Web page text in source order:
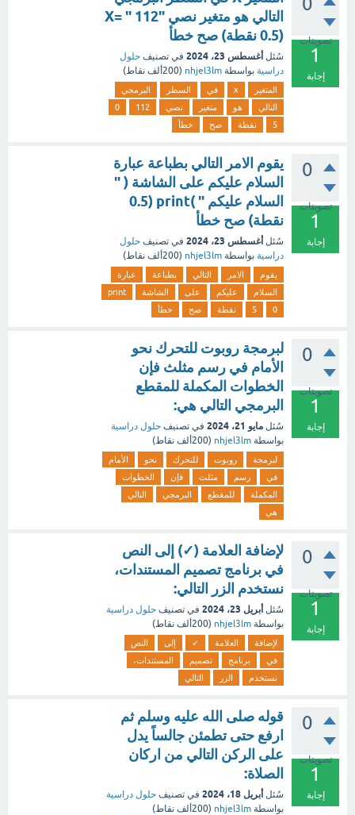
تصويتات
1
إجابة
التالي هو متغير نصي "X= " 112
(0.5 نقطة) صح خطأ
سُئل أغسطس 23، 2024 في تصنيف حلول
دراسية بواسطة nhjel3lm
(200ألف نقاط)
المتغير x في السطر
البرمجي
التالي
هو متغير نصي 112
0
5
نقطة صح خطأ
0
تصويتات
1
إجابة
يقوم الامر التالي بطباعة عبارة
السلام عليكم على الشاشة ( "
السلام عليكم " )print (0.5
نقطة) صح خطأ
سُئل أغسطس 23، 2024 في تصنيف حلول
دراسية بواسطة nhjel3lm
(200ألف نقاط)
يقوم الامر التالي بطباعة
عبارة
السلام
عليكم على الشاشة
print
0
5 نقطة صح خطأ
0
تصويتات
1
إجابة
لبرمجة روبوت للتحرك نحو
الأمام في رسم مثلث فإن
الخطوات المكملة للمقطع
البرمجي التالي هي:
سُئل مايو 21، 2024 في تصنيف حلول دراسية
بواسطة nhjel3lm
(200ألف نقاط)
لبرمجة روبوت للتحرك نحو
الأمام
في
رسم مثلث فإن
الخطوات
المكملة
للمقطع البرمجي
التالي
هي
0
تصويتات
1
إجابة
لإضافة العلامة (✓) إلى النص
في برنامج تصميم المستندات،
نستخدم الزر التالي:
سُئل أبريل 23، 2024 في تصنيف حلول دراسية
بواسطة nhjel3lm
(200ألف نقاط)
لإضافة العلامة ✓ إلى
النص
في
برنامج تصميم
المستندات،
نستخدم
الزر التالي
0
تصويتات
1
إجابة
قوله صلى الله عليه وسلم ثم
ارفع حتى تطمئن جالساً يدل
على الركن التالي من اركان
الصلاة:
سُئل أبريل 18، 2024 في تصنيف حلول دراسية
بواسطة nhjel3lm
(200ألف نقاط)